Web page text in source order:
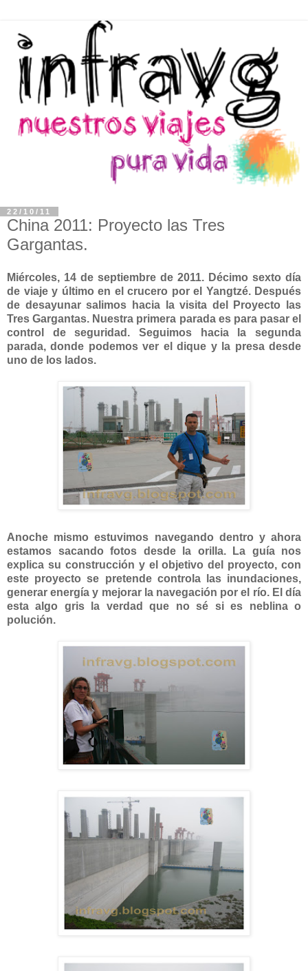
22/10/11
China 2011: Proyecto las Tres
Gargantas.
Miércoles, 14 de septiembre de 2011. Décimo sexto día
de viaje y último en el crucero por el Yangtzé. Después
de desayunar salimos hacia la visita del Proyecto las
Tres Gargantas. Nuestra primera parada es para pasar el
control de seguridad. Seguimos hacia la segunda
parada, donde podemos ver el dique y la presa desde
uno de los lados.
Anoche mismo estuvimos navegando dentro y ahora
estamos sacando fotos desde la orilla. La guía nos
explica su construcción y el objetivo del proyecto, con
este proyecto se pretende controla las inundaciones,
generar energía y mejorar la navegación por el río. El día
esta algo gris la verdad que no sé si es neblina o
polución.